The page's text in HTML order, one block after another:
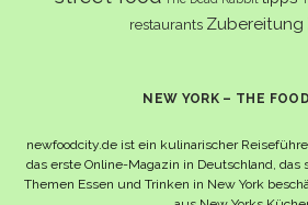
restaurants Zubereitung
NEW YORK – THE
newfoodcity.de ist ein kulinarischer
das erste Online-Magazin in Deutschland, das
Themen Essen und Trinken in New York